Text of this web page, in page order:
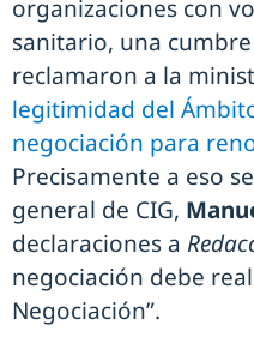
organizaciones con
sanitario, una
reclamaron a la
legitimidad del
negociación para
Precisamente a eso
general de CIG,
declaraciones a
negociación debe
Negociación”.